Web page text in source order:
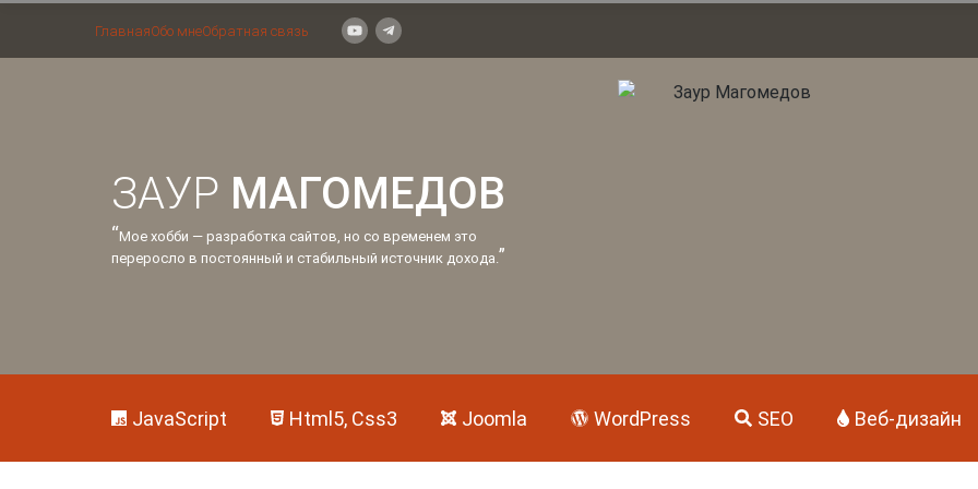
ГлавнаяОбо мнеОбратная связь
ЗАУР МАГОМЕДОВ
“Мое хобби — разработка сайтов, но со временем это
переросло в постоянный и стабильный источник дохода.”
JavaScript Html5, Css3 Joomla WordPress SEO Веб-дизайн